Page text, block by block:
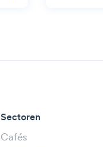
Sectoren
Cafés